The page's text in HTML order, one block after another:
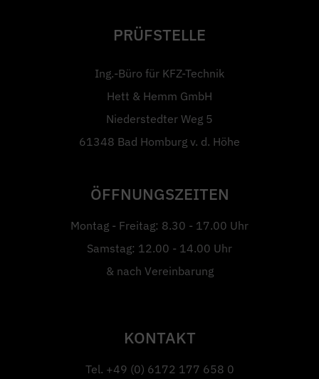
PRÜFSTELLE
Ing.-Büro für KFZ-Technik
Hett & Hemm GmbH
Niederstedter Weg 5
61348 Bad Homburg v. d. Höhe
ÖFFNUNGSZEITEN
Montag - Freitag: 8.30 - 17.00 Uhr
Samstag: 12.00 - 14.00 Uhr
& nach Vereinbarung
KONTAKT
Tel. +49 (0) 6172 177 658 0